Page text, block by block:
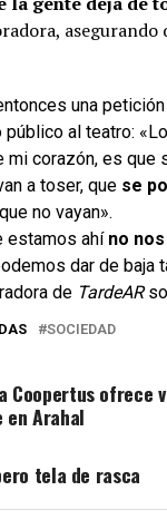
asegurando
una
público al teatro:
mi corazón, es que
a toser, quese
no vayan».
estamos ahíno nos
dar de baja
de TardeAR
SOCIEDAD
Coopertus ofrece
Arahal
tela de rasca